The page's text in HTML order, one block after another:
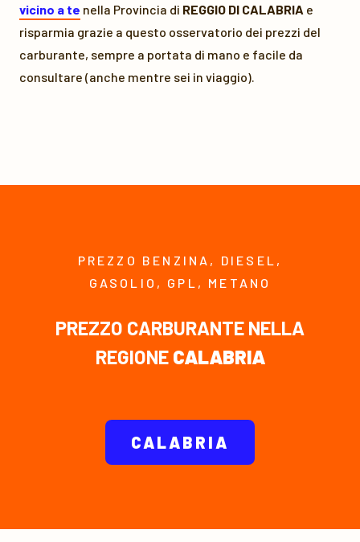
vicino a te nella Provincia di REGGIO DI CALABRIA e
risparmia grazie a questo osservatorio dei prezzi del
carburante, sempre a portata di mano e facile da
consultare (anche mentre sei in viaggio).
PREZZO BENZINA, DIESEL,
GASOLIO, GPL, METANO
PREZZO CARBURANTE NELLA
REGIONE CALABRIA
CALABRIA